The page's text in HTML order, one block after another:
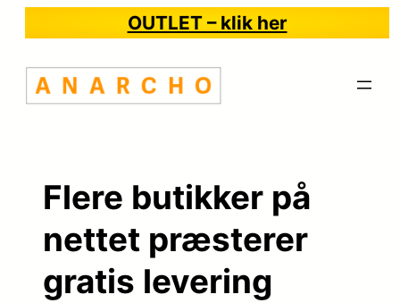
indhold
OUTLET – klik her
Flere butikker på
nettet præsterer
gratis levering